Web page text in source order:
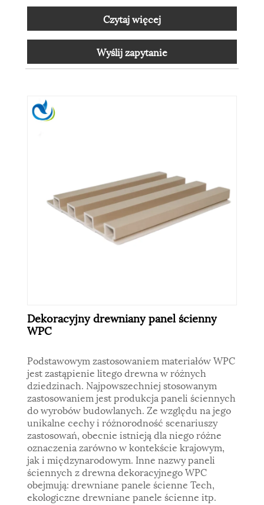
Czytaj więcej
Wyślij zapytanie
Dekoracyjny drewniany panel ścienny
WPC
Podstawowym zastosowaniem materiałów WPC
jest zastąpienie litego drewna w różnych
dziedzinach. Najpowszechniej stosowanym
zastosowaniem jest produkcja paneli ściennych
do wyrobów budowlanych. Ze względu na jego
unikalne cechy i różnorodność scenariuszy
zastosowań, obecnie istnieją dla niego różne
oznaczenia zarówno w kontekście krajowym,
jak i międzynarodowym. Inne nazwy paneli
ściennych z drewna dekoracyjnego WPC
obejmują: drewniane panele ścienne Tech,
ekologiczne drewniane panele ścienne itp.